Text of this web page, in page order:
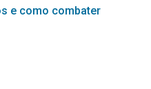
e como combater